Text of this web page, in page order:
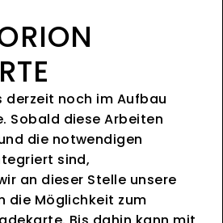
derzeit noch im Aufbau
Sobald diese Arbeiten
die notwendigen
sind,
an dieser Stelle unsere
die Möglichkeit zum